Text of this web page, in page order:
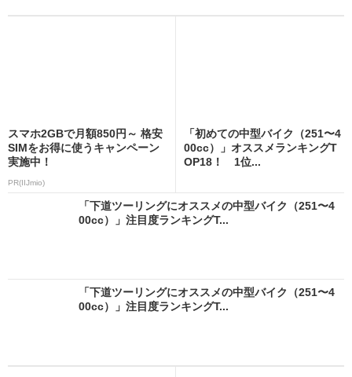
スマホ2GBで月額850円～ 格安
SIMをお得に使うキャンペーン
実施中！
PR(IIJmio)
「初めての中型バイク（251〜4
00cc）」オススメランキングT
OP18！ 1位...
「下道ツーリングにオススメの中型バイク（251〜4
00cc）」注目度ランキングT...
「下道ツーリングにオススメの中型バイク（251〜4
00cc）」注目度ランキングT...